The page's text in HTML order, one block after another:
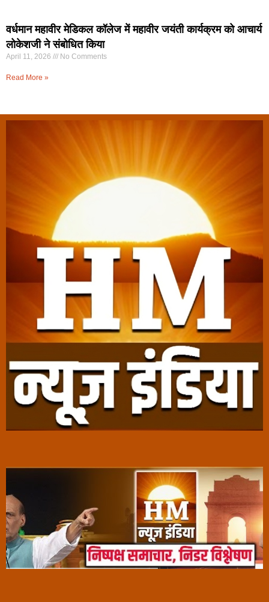
वर्धमान महावीर मेडिकल कॉलेज में महावीर जयंती कार्यक्रम को आचार्य
लोकेशजी ने संबोधित किया
April 11, 2026 No Comments
Read More »